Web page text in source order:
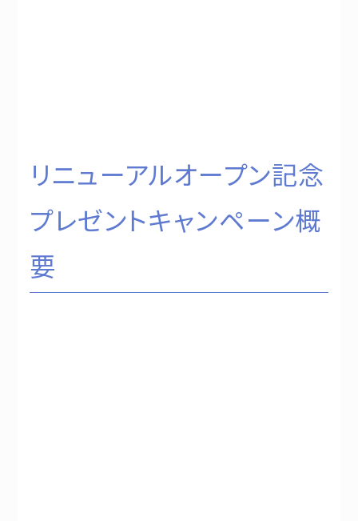
リニューアルオープン記念
プレゼントキャンペーン概
要